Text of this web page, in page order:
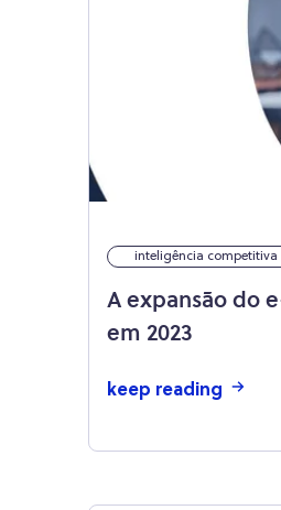
inteligência competitiva
A expansão do
em 2023
keep reading